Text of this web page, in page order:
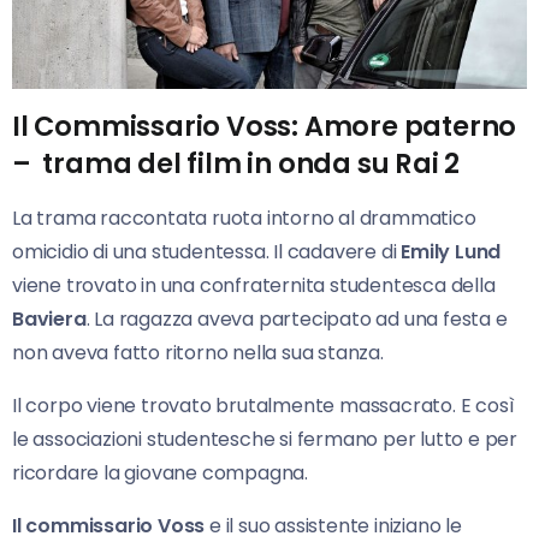
Il Commissario Voss: Amore paterno
– trama del film in onda su Rai 2
La trama raccontata ruota intorno al drammatico
omicidio di una studentessa. Il cadavere diEmily Lund
viene trovato in una confraternita studentesca della
Baviera. La ragazza aveva partecipato ad una festa e
non aveva fatto ritorno nella sua stanza.
Il corpo viene trovato brutalmente massacrato. E così
le associazioni studentesche si fermano per lutto e per
ricordare la giovane compagna.
Il commissario Vosse il suo assistente iniziano le